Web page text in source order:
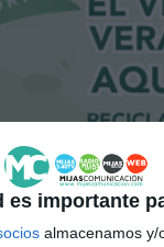
es importante
almacenamos y/